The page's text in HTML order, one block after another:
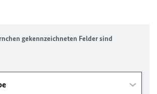
gekennzeichneten Felder sind